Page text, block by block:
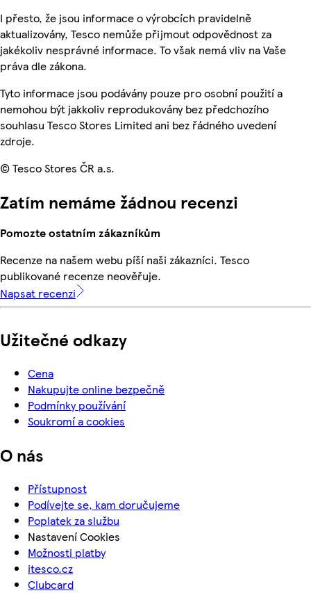
I přesto, že jsou informace o výrobcích pravidelně
aktualizovány, Tesco nemůže přijmout odpovědnost za
jakékoliv nesprávné informace. To však nemá vliv na Vaše
práva dle zákona.
Tyto informace jsou podávány pouze pro osobní použití a
nemohou být jakkoliv reprodukovány bez předchozího
souhlasu Tesco Stores Limited ani bez řádného uvedení
zdroje.
© Tesco Stores ČR a.s.
Zatím nemáme žádnou recenzi
Pomozte ostatním zákazníkům
Recenze na našem webu píší naši zákazníci. Tesco
publikované recenze neověřuje.
Napsat recenzi
Užitečné odkazy
Cena
Nakupujte online bezpečně
Podmínky používání
Soukromí a cookies
O nás
Přístupnost
Podívejte se, kam doručujeme
Poplatek za službu
Nastavení Cookies
Možnosti platby
itesco.cz
Clubcard